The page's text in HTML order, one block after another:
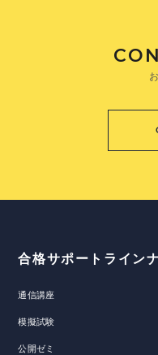
合格サポートライン
通信講座
模擬試験
公開ゼミ